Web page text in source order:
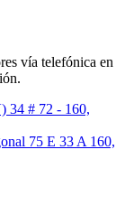
vía telefónica en
34 # 72 - 160,
75 E 33 A 160,